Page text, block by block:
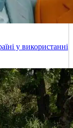
у використанні